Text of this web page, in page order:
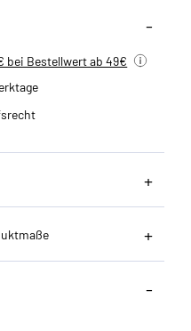
bei Bestellwert ab 49€